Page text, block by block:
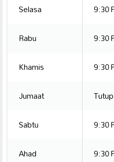
Selasa
9:30
Rabu
9:30
Khamis
9:30
Jumaat
Tutup
Sabtu
9:30
Ahad
9:30